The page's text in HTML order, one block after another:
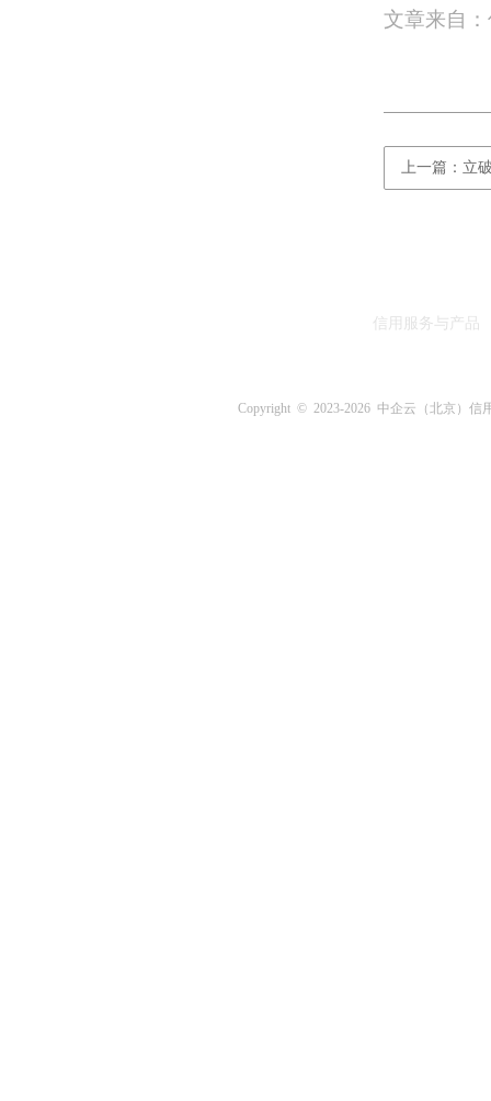
文章来自
上一篇：立
信用服务与产品
Copyright © 2023-2026 中企云（北京）信